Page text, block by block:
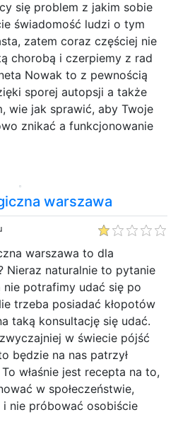
się problem z jakim sobie
świadomość ludzi o tym
zatem coraz częściej nie
chorobą i czerpiemy z rad
Nowak to z pewnością
sporej autopsji a także
wie jak sprawić, aby Twoje
znikać a funkcjonowanie
warszawa
warszawa to dla
Nieraz naturalnie to pytanie
potrafimy udać się po
trzeba posiadać kłopotów
taką konsultację się udać.
w świecie pójść
będzie na nas patrzył
właśnie jest recepta na to,
w społeczeństwie,
nie próbować osobiście